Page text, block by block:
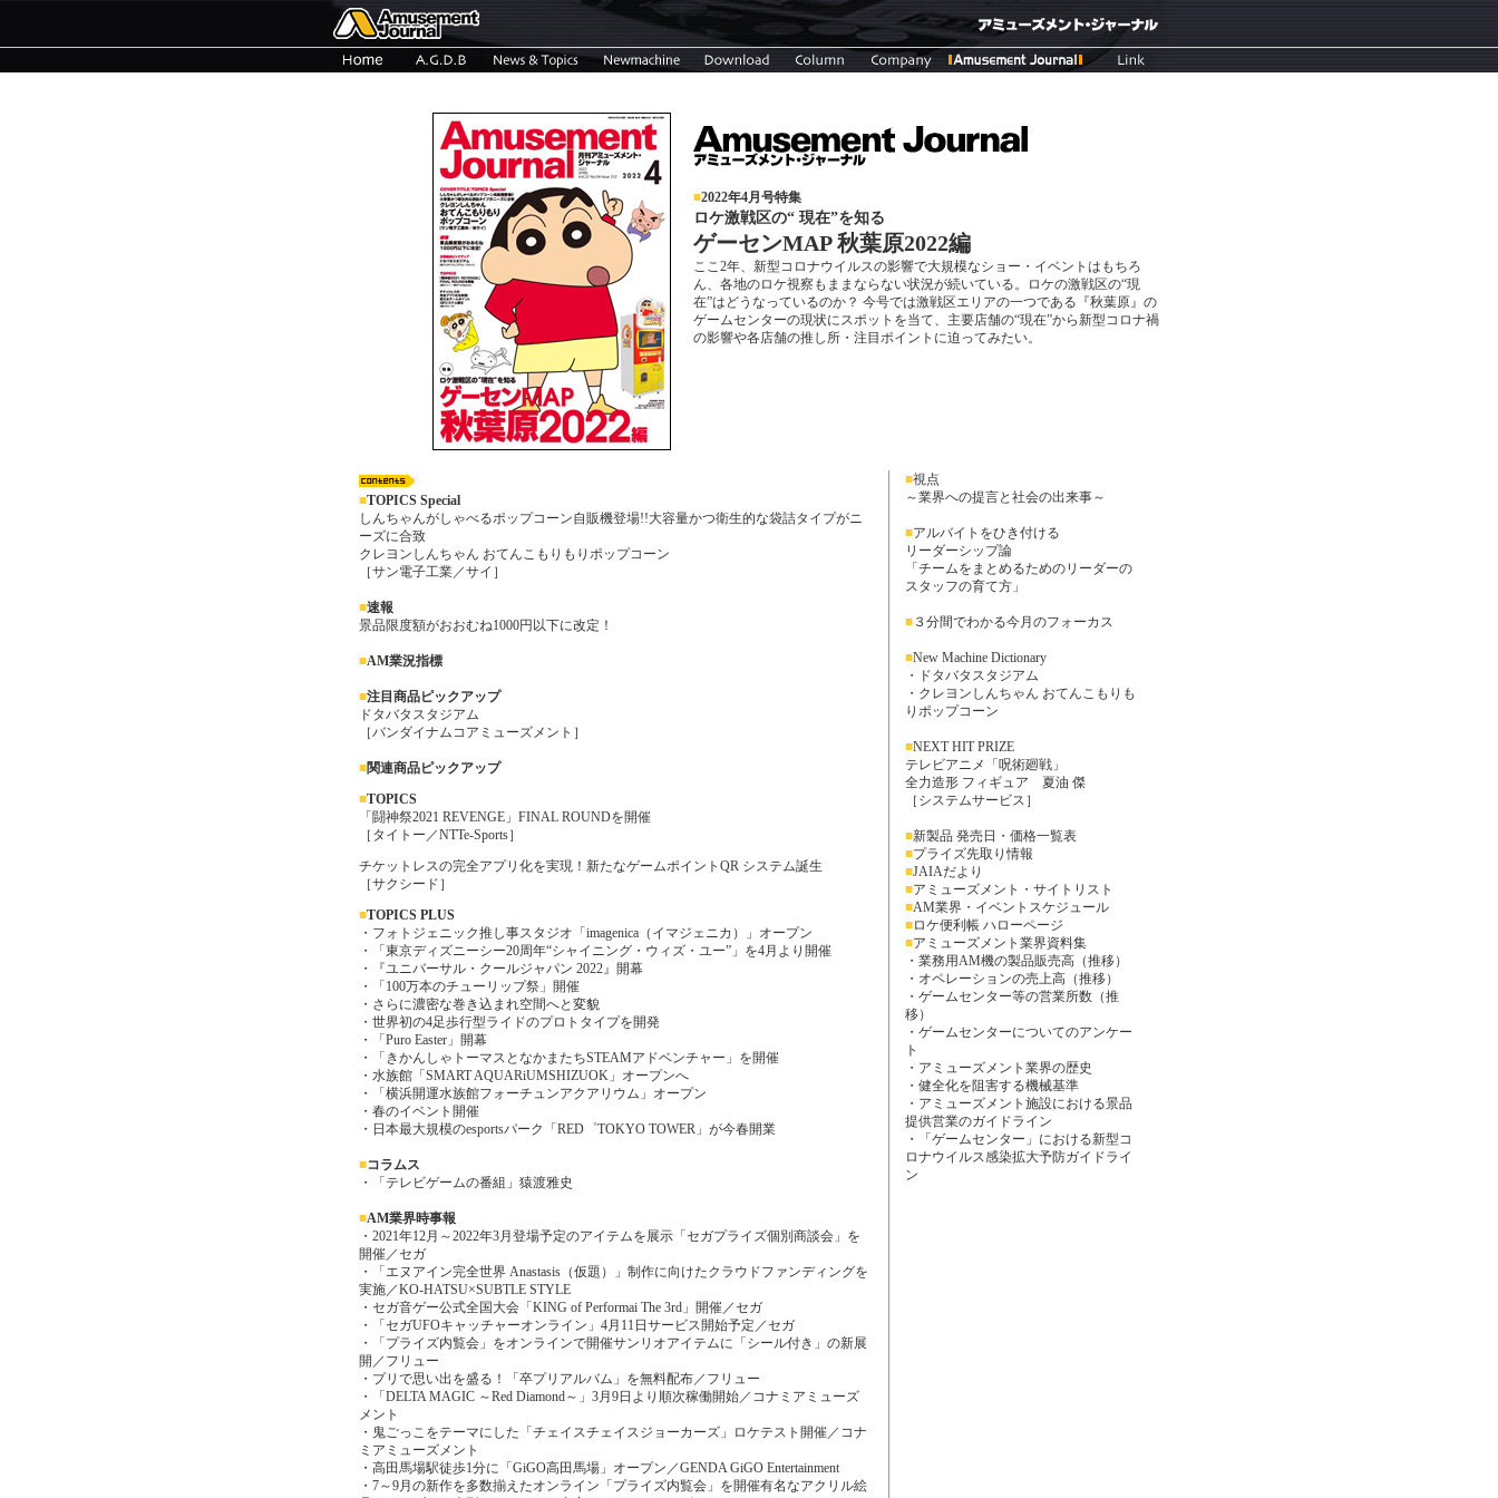
■2022年4月号特集
ロケ激戦区の“ 現在”を知る
ゲーセンMAP 秋葉原2022編
ここ2年、新型コロナウイルスの影響で大規模なショー・イベントはもちろ
ん、各地のロケ視察もままならない状況が続いている。ロケの激戦区の“現
在”はどうなっているのか？ 今号では激戦区エリアの一つである『秋葉原』の
ゲームセンターの現状にスポットを当て、主要店舗の“現在”から新型コロナ禍
の影響や各店舗の推し所・注目ポイントに迫ってみたい。
■TOPICS Special
しんちゃんがしゃべるポップコーン自販機登場!!大容量かつ衛生的な袋詰タイプがニ
ーズに合致
クレヨンしんちゃん おてんこもりもりポップコーン
［サン電子工業／サイ］
■速報
景品限度額がおおむね1000円以下に改定！
■AM業況指標
■注目商品ピックアップ
ドタバタスタジアム
［バンダイナムコアミューズメント］
■関連商品ピックアップ
■TOPICS
「闘神祭2021 REVENGE」FINAL ROUNDを開催
［タイトー／NTTe-Sports］
チケットレスの完全アプリ化を実現！新たなゲームポイントQR システム誕生
［サクシード］
■TOPICS PLUS
・フォトジェニック推し事スタジオ「imagenica（イマジェニカ）」オープン
・「東京ディズニーシー20周年“シャイニング・ウィズ・ユー”」を4月より開催
・『ユニバーサル・クールジャパン 2022』開幕
・「100万本のチューリップ祭」開催
・さらに濃密な巻き込まれ空間へと変貌
・世界初の4足歩行型ライドのプロトタイプを開発
・「Puro Easter」開幕
・「きかんしゃトーマスとなかまたちSTEAMアドベンチャー」を開催
・水族館「SMART AQUARiUMSHIZUOK」オープンへ
・「横浜開運水族館フォーチュンアクアリウム」オープン
・春のイベント開催
・日本最大規模のesportsパーク「RED゜TOKYO TOWER」が今春開業
■コラムス
・「テレビゲームの番組」猿渡雅史
■AM業界時事報
・2021年12月～2022年3月登場予定のアイテムを展示「セガプライズ個別商談会」を
開催／セガ
・「エヌアイン完全世界 Anastasis（仮題）」制作に向けたクラウドファンディングを
実施／KO-HATSU×SUBTLE STYLE
・セガ音ゲー公式全国大会「KING of Performai The 3rd」開催／セガ
・「セガUFOキャッチャーオンライン」4月11日サービス開始予定／セガ
・「プライズ内覧会」をオンラインで開催サンリオアイテムに「シール付き」の新展
開／フリュー
・プリで思い出を盛る！「卒プリアルバム」を無料配布／フリュー
・「DELTA MAGIC ～Red Diamond～」3月9日より順次稼働開始／コナミアミューズ
メント
・鬼ごっこをテーマにした「チェイスチェイスジョーカーズ」ロケテスト開催／コナ
ミアミューズメント
・高田馬場駅徒歩1分に「GiGO高田馬場」オープン／GENDA GiGO Entertainment
・7～9月の新作を多数揃えたオンライン「プライズ内覧会」を開催有名なアクリル絵
■視点
～業界への提言と社会の出来事～
■アルバイトをひき付ける
リーダーシップ論
「チームをまとめるためのリーダーの
スタッフの育て方」
■ ３分間でわかる今月のフォーカス
■New Machine Dictionary
・ドタバタスタジアム
・クレヨンしんちゃん おてんこもりも
りポップコーン
■NEXT HIT PRIZE
テレビアニメ「呪術廻戦」
全力造形 フィギュア 夏油 傑
［システムサービス］
■新製品 発売日・価格一覧表
■プライズ先取り情報
■JAIAだより
■アミューズメント・サイトリスト
■AM業界・イベントスケジュール
■ロケ便利帳 ハローページ
■アミューズメント業界資料集
・業務用AM機の製品販売高（推移）
・オペレーションの売上高（推移）
・ゲームセンター等の営業所数（推
移）
・ゲームセンターについてのアンケー
ト
・アミューズメント業界の歴史
・健全化を阻害する機械基準
・アミューズメント施設における景品
提供営業のガイドライン
・「ゲームセンター」における新型コ
ロナウイルス感染拡大予防ガイドライ
ン